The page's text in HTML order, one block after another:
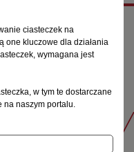
Premium + 2 piły + 1L
GRATIS
ciasteczek na
one kluczowe dla działania
wymagana jest
w tym te dostarczane
na naszym portalu.